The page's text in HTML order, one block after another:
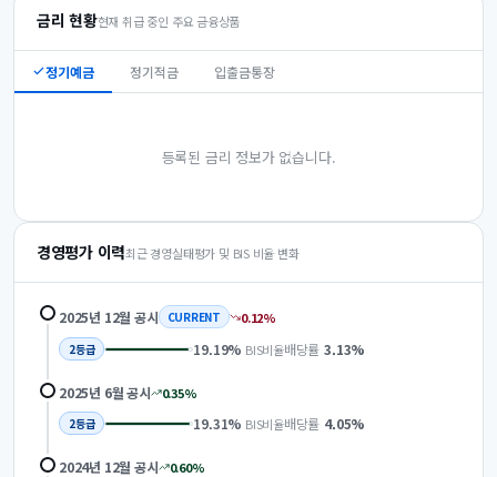
금리 현황현재 취급 중인 주요 금융상품
정기예금 정기적금 입출금통장
등록된 금리 정보가 없습니다.
경영평가 이력최근 경영실태평가 및 BIS 비율 변화
2025년 12월 공시 CURRENT 0.12%
2등급 19.19% BIS비율배당률 3.13%
2025년 6월공시 0.35%
2등급 19.31% BIS비율배당률 4.05%
2024년 12월 공시 0.60%